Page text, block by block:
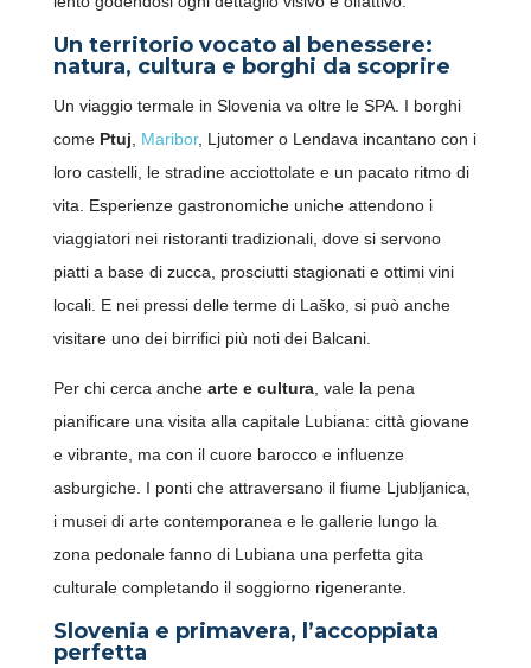
Un territorio vocato al benessere:
natura, cultura e borghi da scoprire
Un viaggio termale in Slovenia va oltre le SPA. I borghi
come Ptuj, Maribor, Ljutomer o Lendava incantano con i
loro castelli, le stradine acciottolate e un pacato ritmo di
vita. Esperienze gastronomiche uniche attendono i
viaggiatori nei ristoranti tradizionali, dove si servono
piatti a base di zucca, prosciutti stagionati e ottimi vini
locali. E nei pressi delle terme di Laško, si può anche
visitare uno dei birrifici più noti dei Balcani.
Per chi cerca anche arte e cultura, vale la pena
pianificare una visita alla capitale Lubiana: città giovane
e vibrante, ma con il cuore barocco e influenze
asburgiche. I ponti che attraversano il fiume Ljubljanica,
i musei di arte contemporanea e le gallerie lungo la
zona pedonale fanno di Lubiana una perfetta gita
culturale completando il soggiorno rigenerante.
Slovenia e primavera, l’accoppiata
perfetta
SCARICA LA NUOVA APP
OFFRIVIAGGI